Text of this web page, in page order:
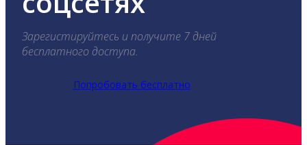
Зарегистируйтесь и получите 7 дней
бесплатного доступа.
Попробовать бесплатно